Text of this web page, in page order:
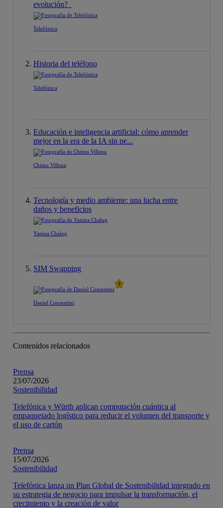
evolución?
Telefónica
Historia del teléfono
Telefónica
Educación e inteligencia artificial: cómo aprender
mejor en la era de la IA sin pe...
Chimo Villena
Tecnología y medio ambiente: una lucha entre
daños y beneficios
Yanina Chalup
SIM Swapping
Daniel Consentini
Contenidos relacionados
Prensa
23/07/2026
Sostenibilidad
Telefónica y Würth aplican computación cuántica al
empaquetado logístico para reducir el volumen del transporte y
el uso de cartón
Prensa
15/07/2026
Sostenibilidad
Telefónica lanza un Plan Global de Sostenibilidad integrado en
su estrategia de negocio para impulsar la transformación, el
crecimiento y la creación de valor